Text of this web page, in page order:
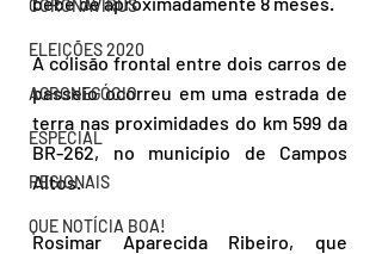
CORONAVÍRUS
ELEIÇÕES 2020
AGRONEGÓCIO
ESPECIAL
REGIONAIS
QUE NOTÍCIA BOA!
A colisão frontal entre dois carros de
passeio ocorreu em uma estrada de
terra nas proximidades do km 599 da
BR-262, no município de Campos
Altos.
Rosimar Aparecida Ribeiro, que